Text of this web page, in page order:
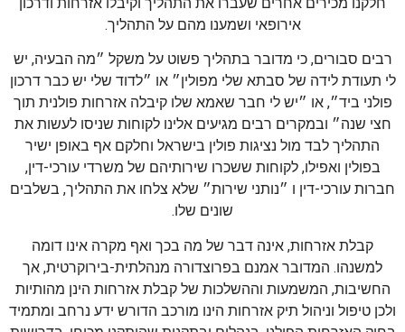
אירופאי ושמענו מהם על התהליך.
רבים סבורים, כי מדובר בתהליך פשוט על משקל ״מה הבעיה, יש
לי תעודת לידה של סבתא שלי מפולין״ או ״לדוד שלי יש כבר דרכון
פולני ביד״, או ״יש לי חבר שאמא שלו קיבלה אזרחות פולנית תוך
חצי שנה״ ובמקרים רבים מגיעים אלינו לקוחות שניסו לעשות את
התהליך לבד מול נציגות פולין בישראל וחלקם אף באופן ישיר
בפולין ואפילו, לקוחות ששכרו שירותיהם של משרדי עורכי-דין,
חברות עורכי-דין ו ״נותני שירות״ שלא צלחו את התהליך, בשלבים
שונים שלו.
קבלת אזרחות, אינה דבר של מה בכך ואף מקרה אינו דומה
למשנהו. המדובר אמנם בפרוצדורה מנהלתית-בירוקרטית, אך
החשיבות, המשמעות וההשלכות של קבלת אזרחות הינן מהותיות
ולכן טיפול וניהול תיק אזרחות הינו מורכב הדורש ידע נרחב ומתמיד